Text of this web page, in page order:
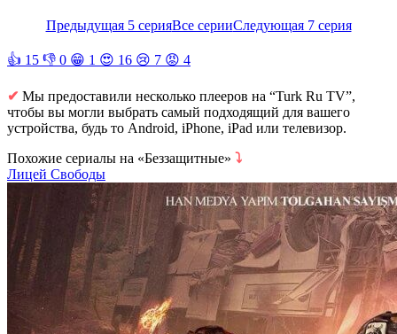
Предыдущая 5 серияВсе серииСледующая 7 серия
👍 15 👎 0 😁 1 😍 16 😢 7 😡 4
✔ Мы предоставили несколько плееров на “Turk Ru TV”,
чтобы вы могли выбрать самый подходящий для вашего
устройства, будь то Android, iPhone, iPad или телевизор.
Похожие сериалы на «Беззащитные» ⤵
Лицей Свободы